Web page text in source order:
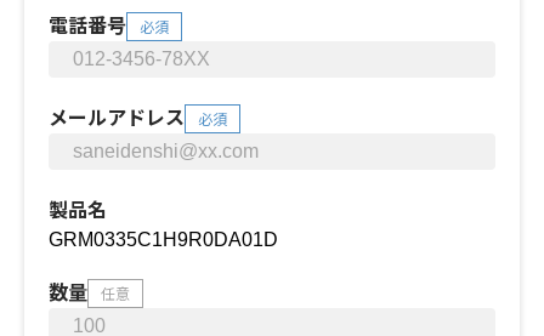
電話番号 必須
メールアドレス 必須
製品名
数量 任意